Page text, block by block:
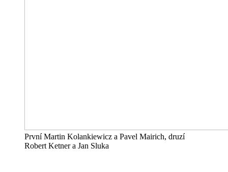
První Martin Kolankiewicz a Pavel Mairich, druzí
Robert Ketner a Jan Sluka